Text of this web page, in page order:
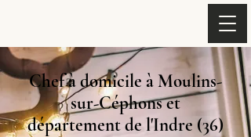
Chef à domicile à Moulins-
sur-Céphons et
département de l'Indre (36)